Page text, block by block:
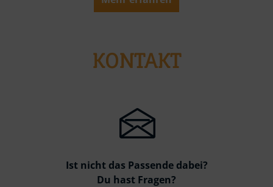
KONTAKT
Ist nicht das Passende dabei?
Du hast Fragen?